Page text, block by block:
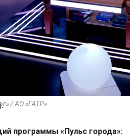
/ АО «ГАТР»
программы «Пульс города»: